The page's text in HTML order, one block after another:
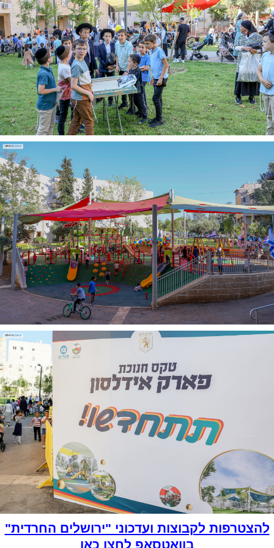
להצטרפות לקבוצות ועדכוני "ירושלים החרדית"
בוואטסאפ לחצו כאן